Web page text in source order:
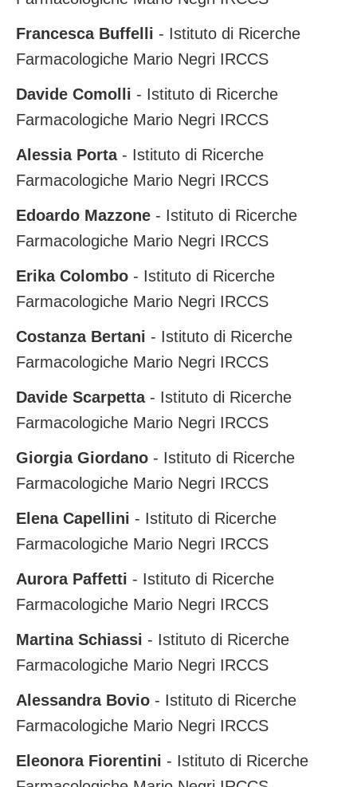
Francesca Buffelli - Istituto di Ricerche
Farmacologiche Mario Negri IRCCS
Davide Comolli - Istituto di Ricerche
Farmacologiche Mario Negri IRCCS
Alessia Porta - Istituto di Ricerche
Farmacologiche Mario Negri IRCCS
Edoardo Mazzone - Istituto di Ricerche
Farmacologiche Mario Negri IRCCS
Erika Colombo - Istituto di Ricerche
Farmacologiche Mario Negri IRCCS
Costanza Bertani - Istituto di Ricerche
Farmacologiche Mario Negri IRCCS
Davide Scarpetta - Istituto di Ricerche
Farmacologiche Mario Negri IRCCS
Giorgia Giordano - Istituto di Ricerche
Farmacologiche Mario Negri IRCCS
Elena Capellini - Istituto di Ricerche
Farmacologiche Mario Negri IRCCS
Aurora Paffetti - Istituto di Ricerche
Farmacologiche Mario Negri IRCCS
Martina Schiassi - Istituto di Ricerche
Farmacologiche Mario Negri IRCCS
Alessandra Bovio - Istituto di Ricerche
Farmacologiche Mario Negri IRCCS
Eleonora Fiorentini - Istituto di Ricerche